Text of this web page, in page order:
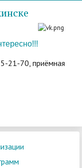
21-70, приёмная